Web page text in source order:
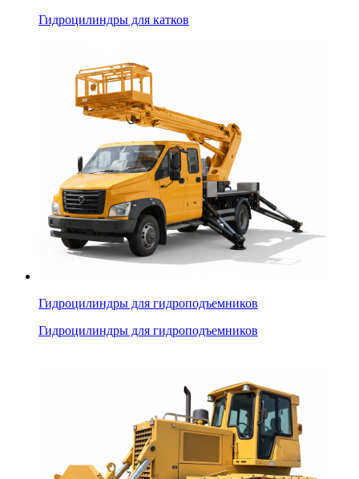
Гидроцилиндры для катков
Гидроцилиндры для гидроподъемников
Гидроцилиндры для гидроподъемников